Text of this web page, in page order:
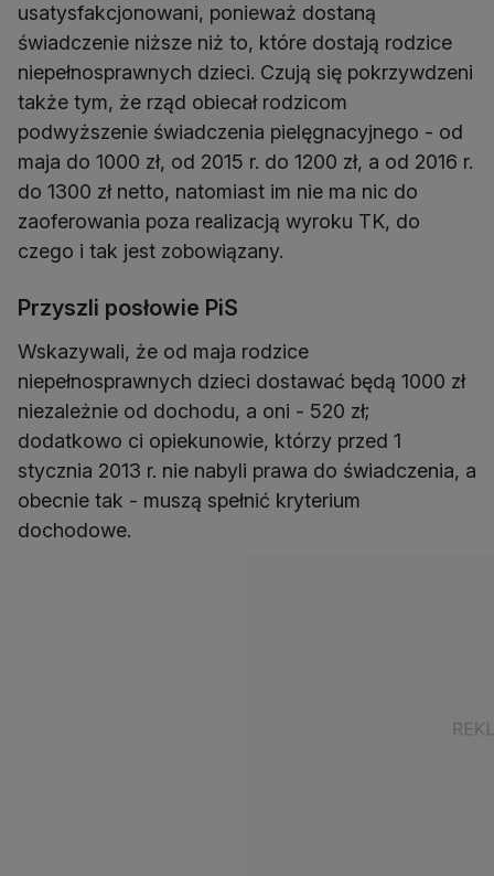
usatysfakcjonowani, ponieważ dostaną
świadczenie niższe niż to, które dostają rodzice
niepełnosprawnych dzieci. Czują się pokrzywdzeni
także tym, że rząd obiecał rodzicom
podwyższenie świadczenia pielęgnacyjnego - od
maja do 1000 zł, od 2015 r. do 1200 zł, a od 2016 r.
do 1300 zł netto, natomiast im nie ma nic do
zaoferowania poza realizacją wyroku TK, do
czego i tak jest zobowiązany.
Przyszli posłowie PiS
Wskazywali, że od maja rodzice
niepełnosprawnych dzieci dostawać będą 1000 zł
niezależnie od dochodu, a oni - 520 zł;
dodatkowo ci opiekunowie, którzy przed 1
stycznia 2013 r. nie nabyli prawa do świadczenia, a
obecnie tak - muszą spełnić kryterium
dochodowe.